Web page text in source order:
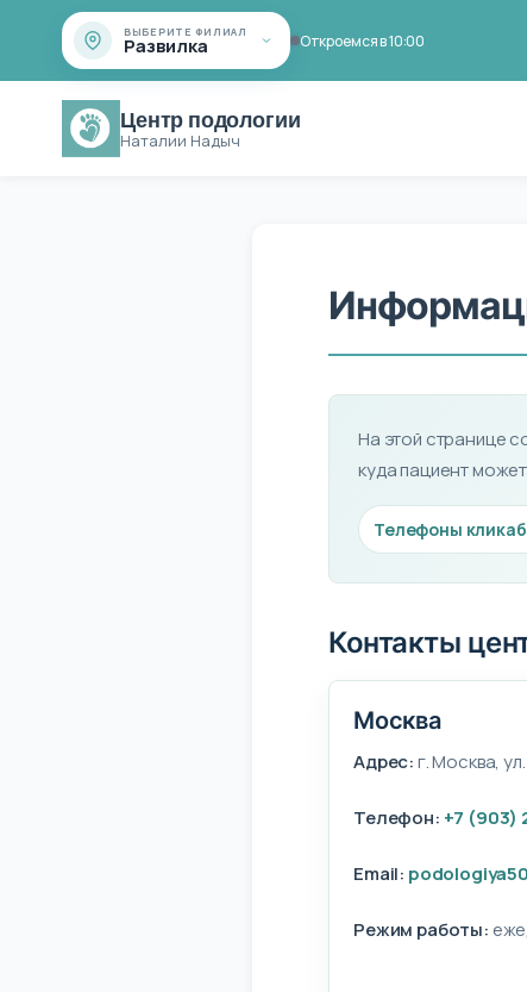
ВЫБЕРИТЕ ФИЛИАЛ
Развилка Откроемся в 10:00
Центр подологии
Наталии Надыч
На этой странице
куда пациент
Телефоны
Контакты
Москва
Адрес:г. Москва,
Телефон: +7 (903)
Email:
Режим работы: